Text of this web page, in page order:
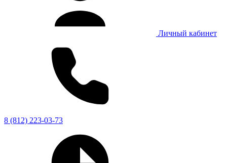
Личный кабинет
8 (812) 223-03-73